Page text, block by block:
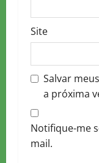
Site
Salvar
a próxima
Notifique-me
mail.